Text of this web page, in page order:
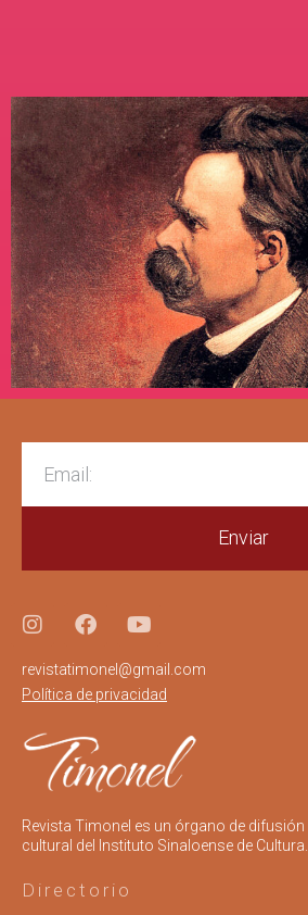
Enviar
revistatimonel@gmail.com
Política de privacidad
Revista Timonel es un órgano de difusión
cultural del Instituto Sinaloense de Cultura.
Directorio